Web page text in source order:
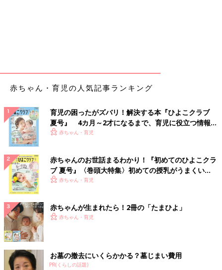
赤ちゃん・育児の人気記事ランキング
育児の困ったがズバリ！解決する本『ひよこクラブ
夏号』 4カ月～2才になるまで、育児に役立つ情報が
いっぱい！
赤ちゃん・育児
赤ちゃんのお世話まるわかり！『初めてのひよこクラ
ブ 夏号』〈巻頭大特集〉初めての授乳がうまくい
く！ おっぱい・ミルクの基本と夏のトラブル 解決テ
赤ちゃん・育児
赤ちゃんが生まれたら！2冊の「たまひよ」
赤ちゃん・育児
お墓の撤去にいくらかかる？墓じまい費用
PR(くらしの話題)